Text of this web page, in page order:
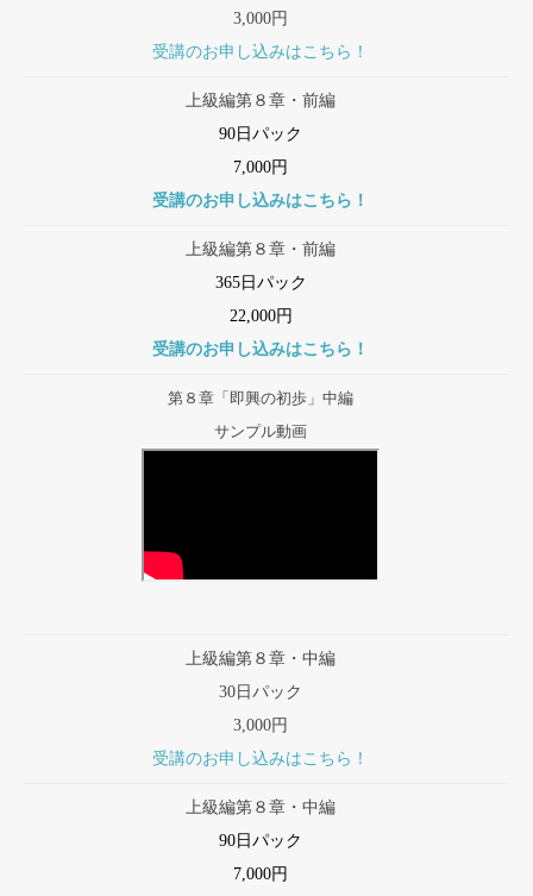
3,000円
受講のお申し込みはこちら！
上級編第８章・前編
90日パック
7,000円
受講のお申し込みはこちら！
上級編第８章・前編
365日パック
22,000円
受講のお申し込みはこちら！
第８章「即興の初歩」中編
サンプル動画
上級編第８章・中編
30日パック
3,000円
受講のお申し込みはこちら！
上級編第８章・中編
90日パック
7,000円